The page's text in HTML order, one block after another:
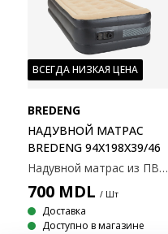
ВСЕГДА НИЗКАЯ ЦЕНА
BREDENG
НАДУВНОЙ МАТРАС
BREDENG 94X198X39/46
Надувной матрас из ПВХ с мягкой замшевой поверхностью. Со встроенной подушкой и электронасосом. В комплекте сумка для хранения. 94x198x46 см
700 MDL / Шт
Доставка
Доступно в магазине